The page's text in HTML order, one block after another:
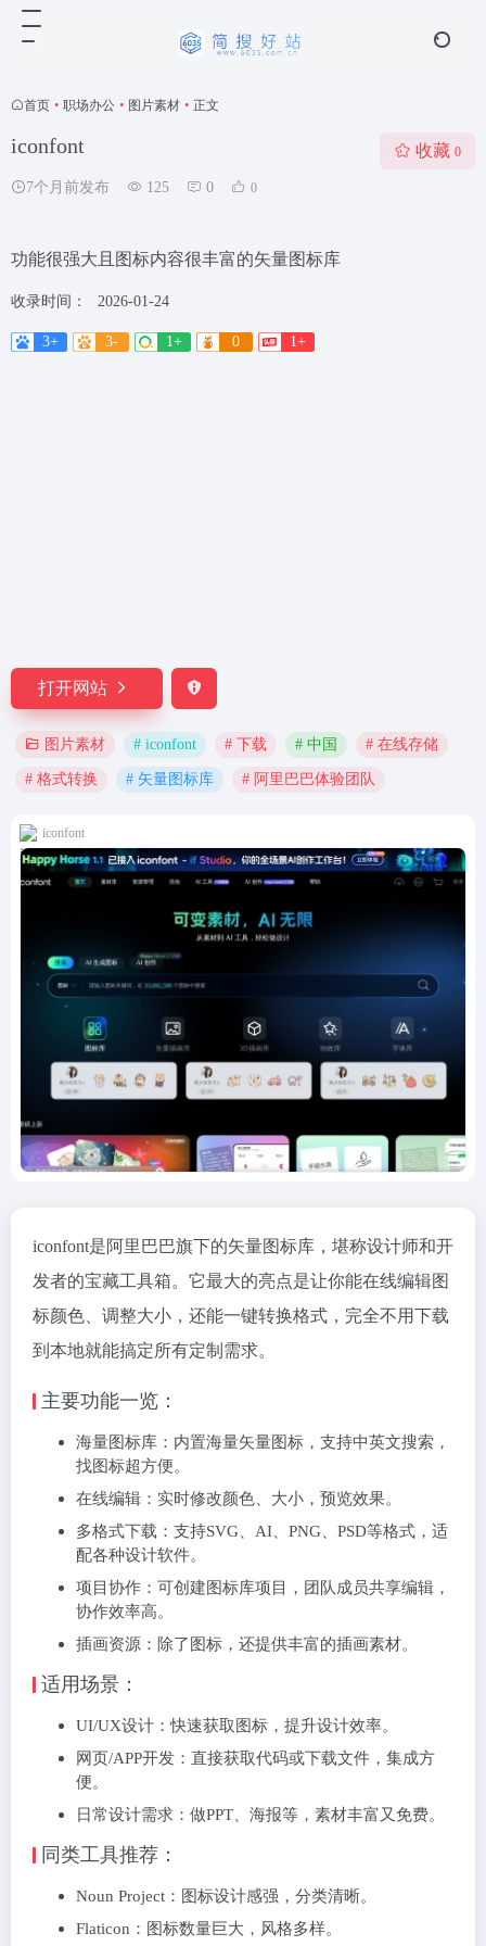
首页 • 职场办公 • 图片素材 • 正文
iconfont
7个月前发布 125 0 0
收藏 0
功能很强大且图标内容很丰富的矢量图标库
收录时间： 2026-01-24
3+ 3- 1+ 0 1+
打开网站
图片素材 # iconfont # 下载 # 中国 # 在线存储
# 格式转换 # 矢量图标库 # 阿里巴巴体验团队
iconfont
iconfont是阿里巴巴旗下的矢量图标库，堪称设计师和开
发者的宝藏工具箱。它最大的亮点是让你能‌在线编辑图
标颜色、调整大小，还能一键转换格式‌，完全不用下载
到本地就能搞定所有定制需求。
‌主要功能一览：‌
‌海量图标库‌：内置海量矢量图标，支持中英文搜索，
找图标超方便。
‌在线编辑‌：实时修改颜色、大小，预览效果。
‌多格式下载‌：支持SVG、AI、PNG、PSD等格式，适
配各种设计软件。
‌项目协作‌：可创建图标库项目，团队成员共享编辑，
协作效率高。
‌插画资源‌：除了图标，还提供丰富的插画素材。
‌适用场景：‌
‌UI/UX设计‌：快速获取图标，提升设计效率。
‌网页/APP开发‌：直接获取代码或下载文件，集成方
便。
‌日常设计需求‌：做PPT、海报等，素材丰富又免费。
‌同类工具推荐：‌
‌Noun Project‌：图标设计感强，分类清晰。
‌Flaticon‌：图标数量巨大，风格多样。